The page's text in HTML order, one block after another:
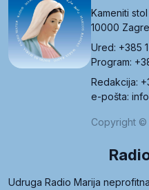
Kameniti stol
10000
Ured: +385
Program:
Redakcija:
e-pošta:
Copyright ©
Udruga Radio Marija